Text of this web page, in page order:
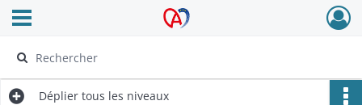
Archives Alsace - Colmar
Ouvrir le menu déroulant
Déplier tous les niveaux